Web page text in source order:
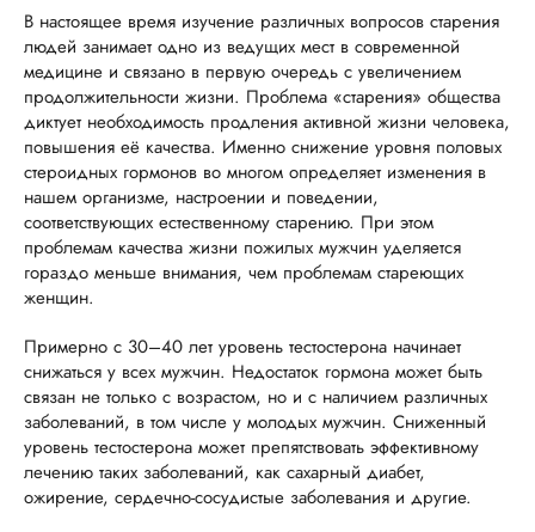
В настоящее время изучение различных вопросов старения
людей занимает одно из ведущих мест в современной
медицине и связано в первую очередь с увеличением
продолжительности жизни. Проблема «старения» общества
диктует необходимость продления активной жизни человека,
повышения её качества. Именно снижение уровня половых
стероидных гормонов во многом определяет изменения в
нашем организме, настроении и поведении,
соответствующих естественному старению. При этом
проблемам качества жизни пожилых мужчин уделяется
гораздо меньше внимания, чем проблемам стареющих
женщин.
Примерно с 30–40 лет уровень тестостерона начинает
снижаться у всех мужчин. Недостаток гормона может быть
связан не только с возрастом, но и с наличием различных
заболеваний, в том числе у молодых мужчин. Сниженный
уровень тестостерона может препятствовать эффективному
лечению таких заболеваний, как сахарный диабет,
ожирение, сердечно-сосудистые заболевания и другие.